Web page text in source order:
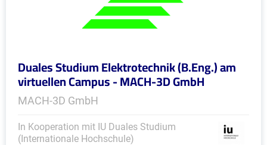
Duales Studium Elektrotechnik (B.Eng.) am
virtuellen Campus - MACH-3D GmbH
MACH-3D GmbH
In Kooperation mit IU Duales Studium
(Internationale Hochschule)